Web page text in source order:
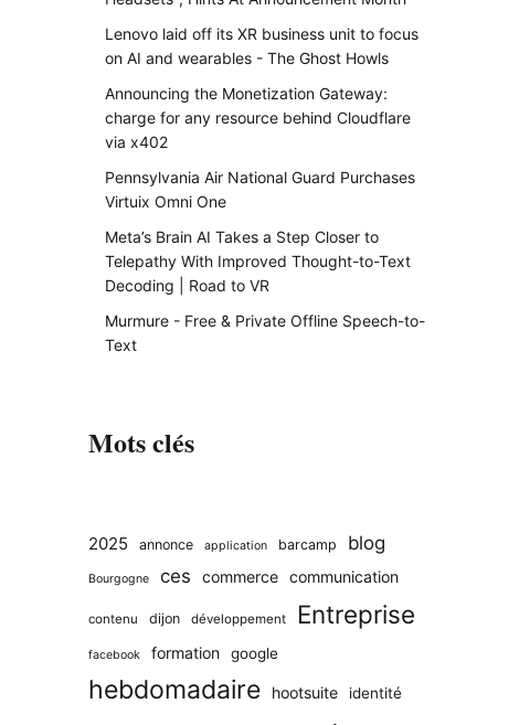
Lenovo laid off its XR business unit to focus
on AI and wearables - The Ghost Howls
Announcing the Monetization Gateway:
charge for any resource behind Cloudflare
via x402
Pennsylvania Air National Guard Purchases
Virtuix Omni One
Meta’s Brain AI Takes a Step Closer to
Telepathy With Improved Thought-to-Text
Decoding | Road to VR
Murmure - Free & Private Offline Speech-to-
Text
Mots clés
2025 annonce application barcamp blog
Bourgogne ces commerce communication
contenu dijon développement Entreprise
facebook formation google
hebdomadaire hootsuite identité